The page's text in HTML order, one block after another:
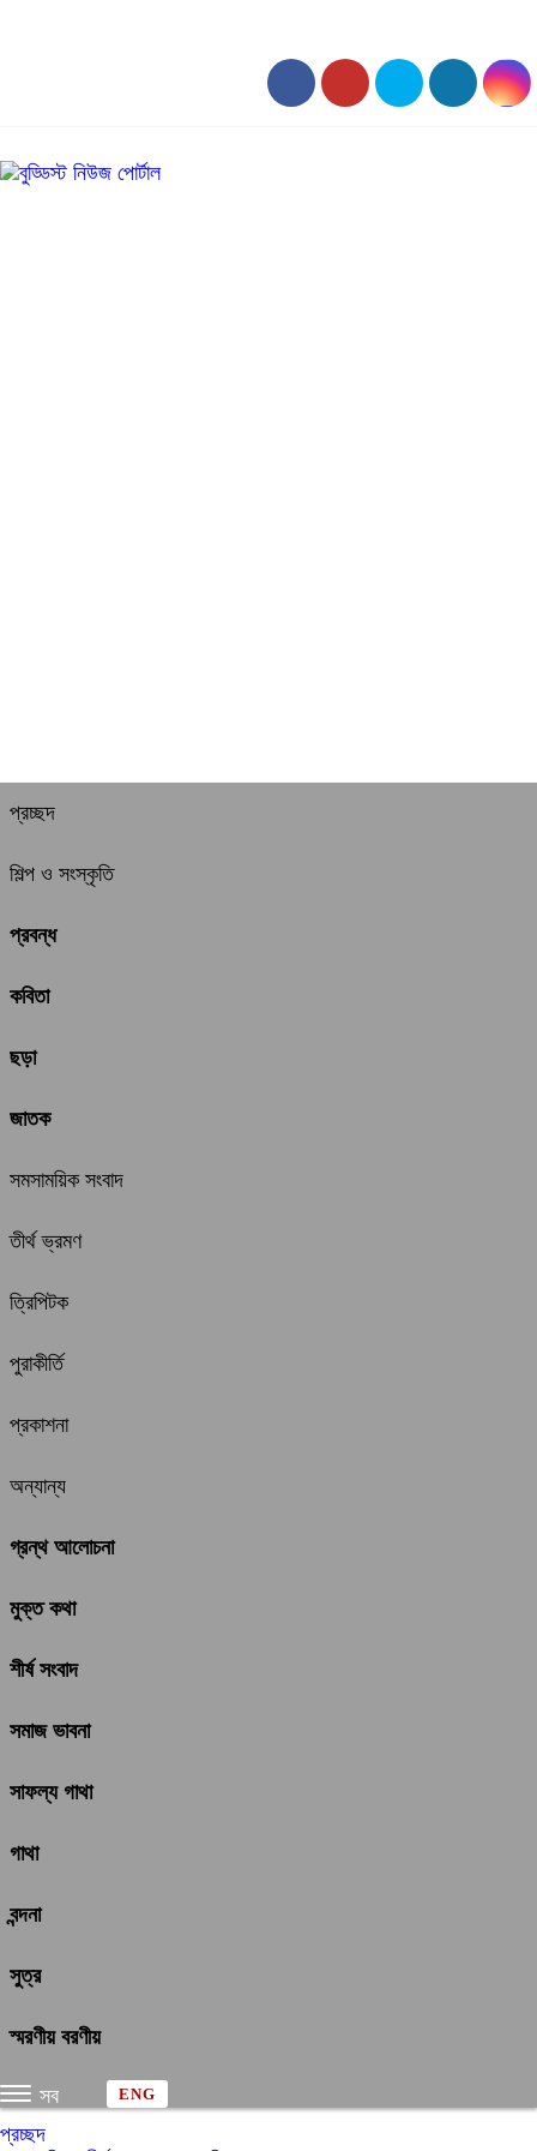
প্রচ্ছদ
শিল্প ও সংস্কৃতি
প্রবন্ধ
কবিতা
ছড়া
জাতক
সমসাময়িক সংবাদ
তীর্থ ভ্রমণ
ত্রিপিটক
পুরাকীর্তি
প্রকাশনা
অন্যান্য
গ্রন্থ আলোচনা
মুক্ত কথা
শীর্ষ সংবাদ
সমাজ ভাবনা
সাফল্য গাথা
গাথা
বন্দনা
সুত্র
স্মরণীয় বরণীয়
সব ENG
প্রচ্ছদ